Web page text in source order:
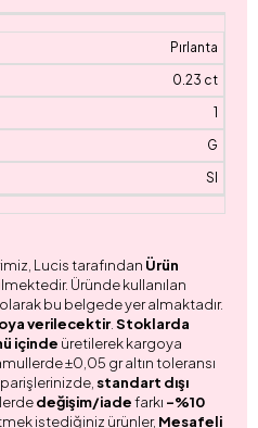
Pırlanta
0.23 ct
1
G
SI
Lucis tarafından Ürün
Üründe kullanılan
bu belgede yer almaktadır.
verilecektir. Stoklarda
içinde üretilerek kargoya
±0,05 gr altın toleransı
standart dışı
değişim/iadefarkı -%10
istediğiniz ürünler, Mesafeli